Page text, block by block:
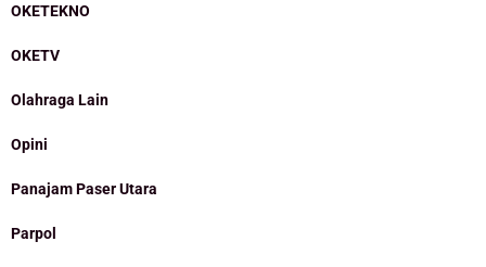
OKETEKNO
OKETV
Olahraga Lain
Opini
Panajam Paser Utara
Parpol